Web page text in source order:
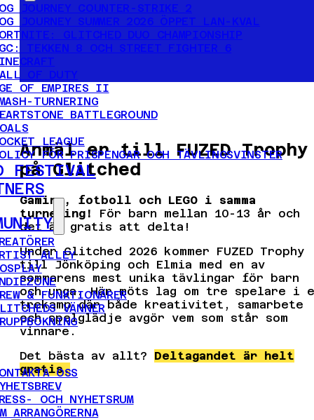
JOURNEY COUNTER-STRIKE 2
JOURNEY SUMMER 2026 ÖPPET LAN-KVAL
GLITCHED DUO CHAMPIONSHIP
TEKKEN 8 OCH STREET FIGHTER 6
OF DUTY
OF EMPIRES II
TURNERING
BATTLEGROUND
LEAGUE
FÖR PRISPENGAR OCH TÄVLINGSVINSTER
FESTIVAL
ALLEY
& FUNKTIONÄRER
VÄNNER
OSS
OCH NYHETSRUM
ARRANGÖRERNA
Anmäl er till FUZED Trophy
på Glitched
Gaming, fotboll och LEGO i samma
turnering!
För barn mellan 10-13 år och
det är gratis att delta!
Under Glitched 2026 kommer FUZED Trophy
till Jönköping och Elmia med en av
sommarens mest unika tävlingar för barn
och unga. Här möts lag om tre spelare i
trekamp där både kreativitet, samarbete
och spelglädje avgör vem som står som
vinnare.
Det bästa av allt? Deltagandet är helt
gratis.